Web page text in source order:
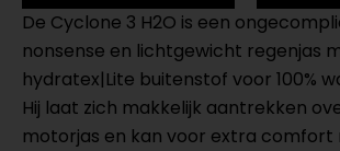
De Cyclone 3 H2O is een
nonsense en lichtgewicht regenjas
hydratex|Lite buitenstof voor 100%
Hij laat zich makkelijk aantrekken
motorjas en kan voor extra comfort